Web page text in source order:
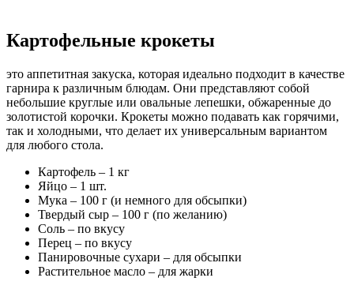
Картофельные крокеты
это аппетитная закуска, которая идеально подходит в качестве
гарнира к различным блюдам. Они представляют собой
небольшие круглые или овальные лепешки, обжаренные до
золотистой корочки. Крокеты можно подавать как горячими,
так и холодными, что делает их универсальным вариантом
для любого стола.
Картофель – 1 кг
Яйцо – 1 шт.
Мука – 100 г (и немного для обсыпки)
Твердый сыр – 100 г (по желанию)
Соль – по вкусу
Перец – по вкусу
Панировочные сухари – для обсыпки
Растительное масло – для жарки